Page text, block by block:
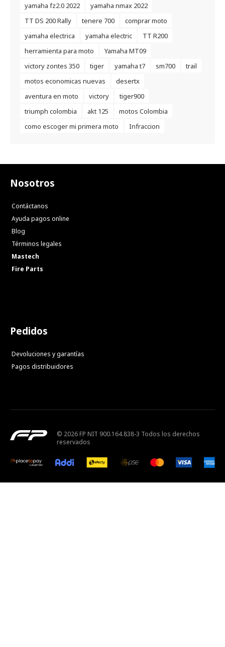
yamaha fz2.0 2022
yamaha nmax 2022
TT DS 200 Rally
tenere 700
comprar moto
yamaha electrica
yamaha electric
TT R200
herramienta para moto
Yamaha MT09
victory zontes 350
tiger yamaha t7 sm700
trail
motos economicas nuevas
desertx
aventura en moto
victory
tiger900
triumph colombia
akt 125
motos Colombia
como escoger mi primera moto
Infraccion
Nosotros
Contáctanos
Ayuda pagos online
Blog
Términos legales
Mastech
Fire Parts
Pedidos
Devoluciones y garantías
Pagos distribuidores
© 2026 FP NIT 900.164.838-3 Todos los derechos
reservados